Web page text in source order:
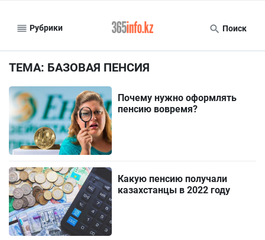
Рубрики Поиск
ТЕМА: БАЗОВАЯ ПЕНСИЯ
Почему нужно оформлять
пенсию вовремя?
Какую пенсию получали
казахстанцы в 2022 году